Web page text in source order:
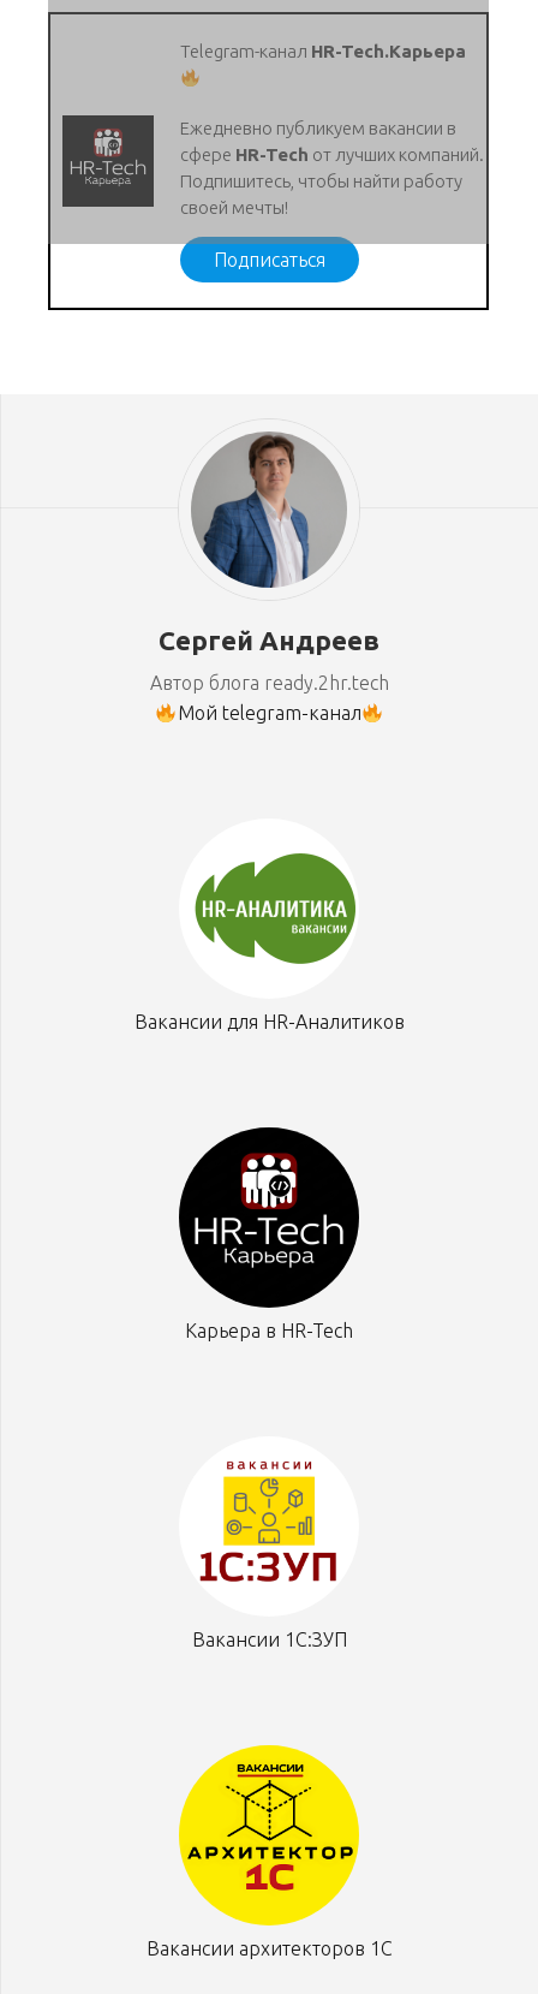
Telegram-канал HR-Tech.Карьера
Ежедневно публикуем вакансии в
сфере HR-Tech от лучших компаний.
Подпишитесь, чтобы найти работу
своей мечты!
Подписаться
Сергей Андреев
Автор блога ready.2hr.tech
Мой telegram-канал
Вакансии для HR-Аналитиков
Карьера в HR-Tech
Вакансии 1С:ЗУП
Вакансии архитекторов 1С